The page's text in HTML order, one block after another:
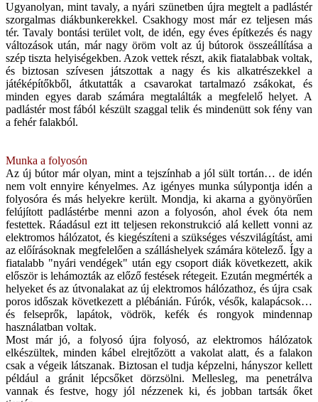
Ugyanolyan, mint tavaly, a nyári szünetben újra megtelt a padlástér
szorgalmas diákbunkerekkel. Csakhogy most már ez teljesen más
tér. Tavaly bontási terület volt, de idén, egy éves építkezés és nagy
változások után, már nagy öröm volt az új bútorok összeállítása a
szép tiszta helyiségekben. Azok vettek részt, akik fiatalabbak voltak,
és biztosan szívesen játszottak a nagy és kis alkatrészekkel a
játéképítőkből, átkutatták a csavarokat tartalmazó zsákokat, és
minden egyes darab számára megtalálták a megfelelő helyet. A
padlástér most fából készült szaggal telik és mindenütt sok fény van
a fehér falakból.
Munka a folyosón
Az új bútor már olyan, mint a tejszínhab a jól sült tortán… de idén
nem volt ennyire kényelmes. Az igényes munka súlypontja idén a
folyosóra és más helyekre került. Mondja, ki akarna a gyönyörűen
felújított padlástérbe menni azon a folyosón, ahol évek óta nem
festettek. Ráadásul ezt itt teljesen rekonstrukció alá kellett vonni az
elektromos hálózatot, és kiegészíteni a szükséges vészvilágítást, ami
az előírásoknak megfelelően a szálláshelyek számára kötelező. Így a
fiatalabb "nyári vendégek" után egy csoport diák következett, akik
először is lehámozták az előző festések rétegeit. Ezután megmérték a
helyeket és az útvonalakat az új elektromos hálózathoz, és újra csak
poros időszak következett a plébánián. Fúrók, vésők, kalapácsok…
és felseprők, lapátok, vödrök, kefék és rongyok mindennap
használatban voltak.
Most már jó, a folyosó újra folyosó, az elektromos hálózatok
elkészültek, minden kábel elrejtőzött a vakolat alatt, és a falakon
csak a végeik látszanak. Biztosan el tudja képzelni, hányszor kellett
például a gránit lépcsőket dörzsölni. Mellesleg, ma penetrálva
vannak és festve, hogy jól nézzenek ki, és jobban tartsák őket